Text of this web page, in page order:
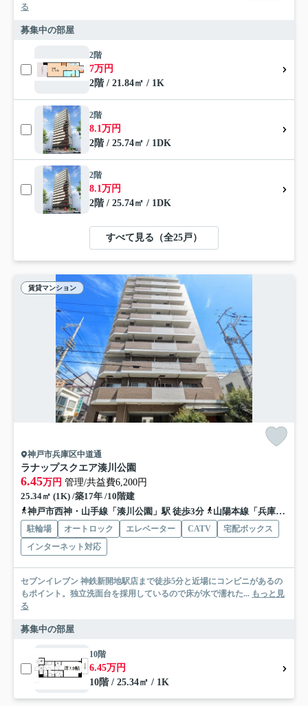
る
募集中の部屋
2階
7万円
2階 / 21.84㎡ / 1K
2階
8.1万円
2階 / 25.74㎡ / 1DK
2階
8.1万円
2階 / 25.74㎡ / 1DK
すべて見る（全25戸）
賃貸マンション
神戸市兵庫区中道通
ラナップスクエア湊川公園
6.45万円 管理/共益費6,200円
25.34㎡ (1K) /築17年 /10階建
神戸市西神・山手線「湊川公園」駅 徒歩3分
山陽本線「兵庫」駅 徒歩15分
駐輪場 オートロック エレベーター CATV
宅配ボックス
インターネット対応
セブンイレブン 神鉄新開地駅店まで徒歩5分と近場にコンビニがあるの
もポイント。独立洗面台を採用しているので床が水で濡れた... もっと見
る
募集中の部屋
10階
6.45万円
10階 / 25.34㎡ / 1K